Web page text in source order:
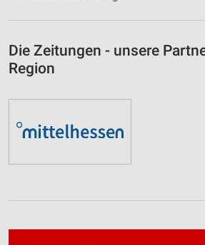
Die Zeitungen - unsere
Region